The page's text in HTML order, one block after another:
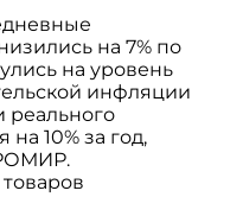
на 7% по
на уровень
инфляции
реального
10% за год,